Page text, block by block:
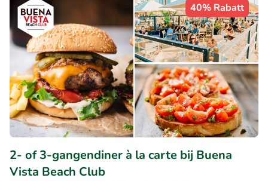
40% Rabatt
2- of 3-gangendiner à la carte bij Buena
Vista Beach Club